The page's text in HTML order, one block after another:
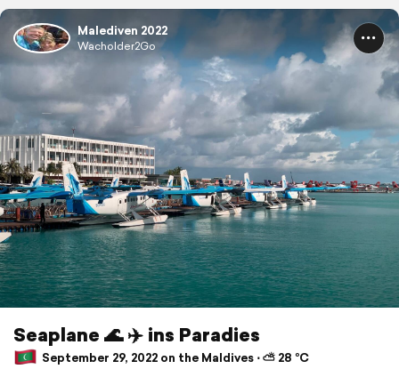
Malediven 2022
Wacholder2Go
Seaplane 🌊 ✈️ ins Paradies
September 29, 2022 on the Maldives ⋅ ⛅ 28 °C